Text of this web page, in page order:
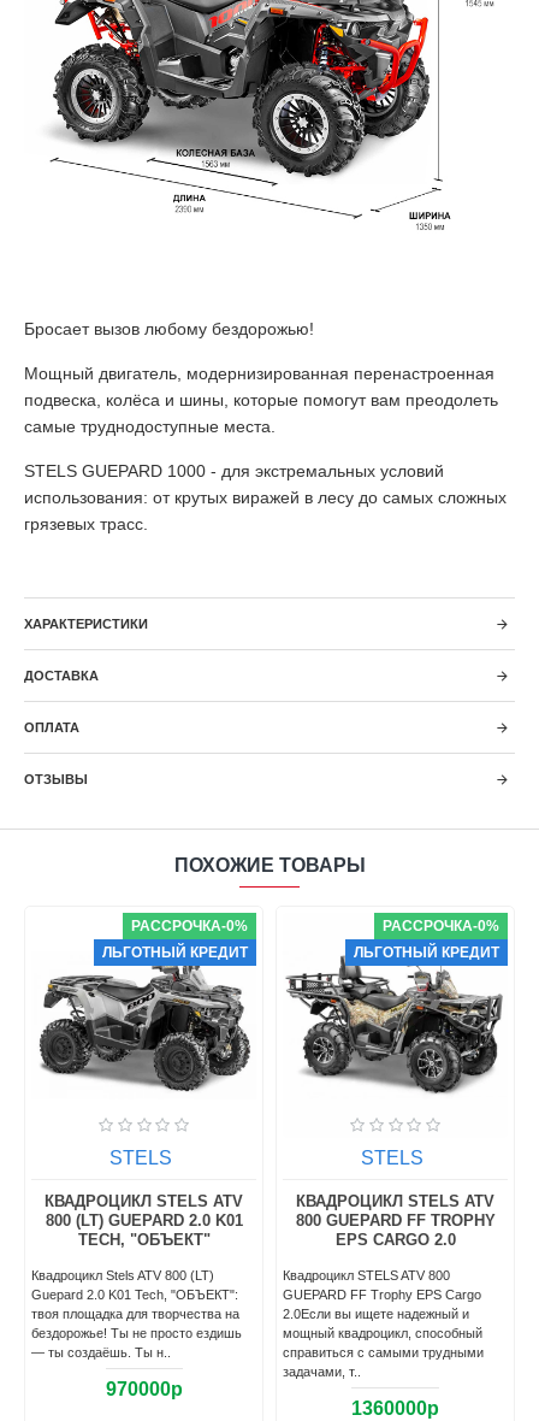
Бросает вызов любому бездорожью!
Мощный двигатель, модернизированная перенастроенная
подвеска, колёса и шины, которые помогут вам преодолеть
самые труднодоступные места.
STELS GUEPARD 1000 - для экстремальных условий
использования: от крутых виражей в лесу до самых сложных
грязевых трасс.
ХАРАКТЕРИСТИКИ
ДОСТАВКА
ОПЛАТА
ОТЗЫВЫ
ПОХОЖИЕ ТОВАРЫ
РАССРОЧКА-0%
ЛЬГОТНЫЙ КРЕДИТ
STELS
КВАДРОЦИКЛ STELS ATV
800 (LT) GUEPARD 2.0 K01
TECH, "ОБЪЕКТ"
Квадроцикл Stels ATV 800 (LT)
Guepard 2.0 K01 Tech, "ОБЪЕКТ":
твоя площадка для творчества на
бездорожье! Ты не просто ездишь
— ты создаёшь. Ты н..
970000р
РАССРОЧКА-0%
ЛЬГОТНЫЙ КРЕДИТ
STELS
КВАДРОЦИКЛ STELS ATV
800 GUEPARD FF TROPHY
EPS CARGO 2.0
Квадроцикл STELS ATV 800
GUEPARD FF Trophy EPS Cargo
2.0Если вы ищете надежный и
мощный квадроцикл, способный
справиться с самыми трудными
задачами, т..
1360000р